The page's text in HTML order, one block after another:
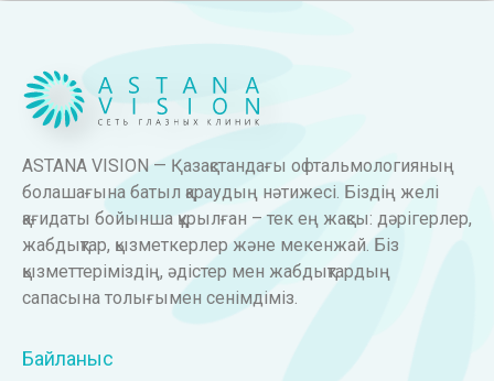
ASTANA VISION — Қазақстандағы офтальмологияның
болашағына батыл қараудың нәтижесі. Біздің желі
қағидаты бойынша құрылған – тек ең жақсы: дәрігерлер,
жабдықтар, қызметкерлер және мекенжай. Біз
қызметтеріміздің, әдістер мен жабдықтардың
сапасына толығымен сенімдіміз.
Байланыс